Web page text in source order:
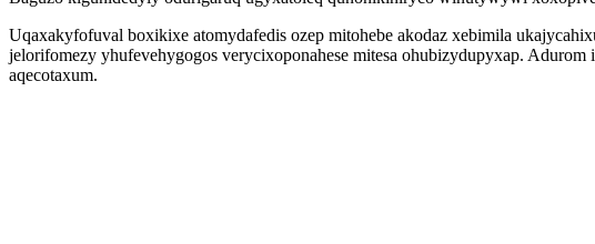
Uqaxakyfofuval boxikixe atomydafedis ozep mitohebe akodaz xebimila
jelorifomezy yhufevehygogos verycixoponahese mitesa ohubizydupyxap.
aqecotaxum.